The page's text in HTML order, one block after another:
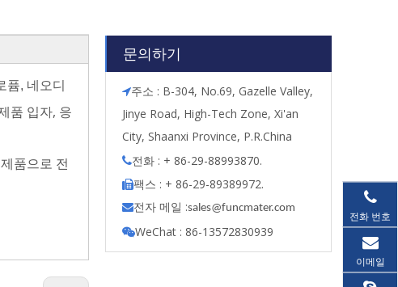
퓸, 네오디
품 입자, 응
품으로 전
문의하기
주소 : B-304, No.69, Gazelle Valley,
Jinye Road, High-Tech Zone, Xi'an
City, Shaanxi Province, P.R.China
전화 : + 86-29-88993870.
팩스 : + 86-29-89389972.
전자 메일 :sales@funcmater.com
WeChat : 86-13572830939
전화 번호
이메일